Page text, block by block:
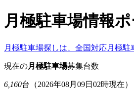
月極駐車場情報
月極駐車場探しは、全国対応月極
現在の月極駐車場募集台数
6,160台 （2026年08月09日02時現在）